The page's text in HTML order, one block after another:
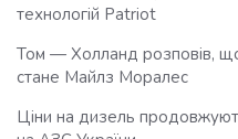
технологій Patriot
Том — Холланд розповів,
стане Майлз Моралес
Ціни на дизель